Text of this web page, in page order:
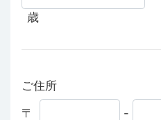
歳
ご住所
〒 -